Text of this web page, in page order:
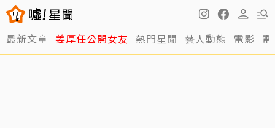
最新文章 姜厚任公開女友 熱門星聞 藝人動態 電影